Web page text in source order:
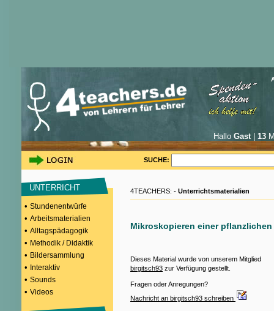
Hallo Gast| 13
SUCHE:
UNTERRICHT
• Stundenentwürfe
• Arbeitsmaterialien
• Alltagspädagogik
• Methodik / Didaktik
• Bildersammlung
• Interaktiv
• Sounds
• Videos
4TEACHERS: - Unterrichtsmaterialien
Mikroskopieren einer pflanzlichen
Dieses Material wurde von unserem Mitglied
birgitsch93 zur Verfügung gestellt.
Fragen oder Anregungen?
Nachricht an birgitsch93 schreiben